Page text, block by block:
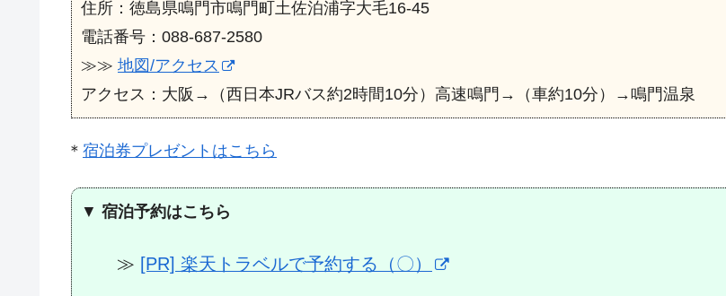
住所：徳島県鳴門市鳴門町土佐泊浦字大毛16-45
電話番号：088-687-2580
≫≫ 地図/アクセス
アクセス：大阪→（西日本JRバス約2時間10分）高速鳴門→（車約10分）→鳴門温泉
＊ 宿泊券プレゼントはこちら
▼ 宿泊予約はこちら
≫ [PR] 楽天トラベルで予約する（〇）